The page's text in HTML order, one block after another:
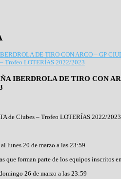
IBERDROLA DE TIRO CON
de Clubes – Trofeo LOTERÍAS 2022/
lunes 20 de marzo a las 23:59
que forman parte de los equipos inscritos
26 de marzo a las 23:59